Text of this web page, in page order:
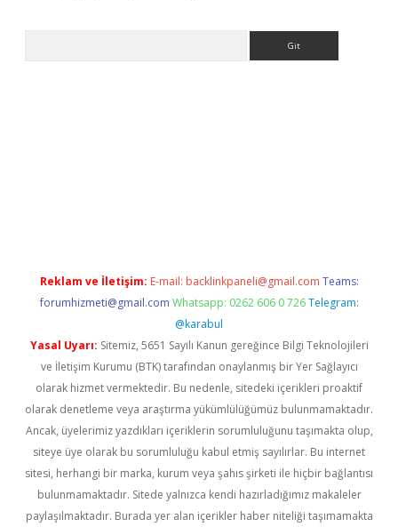
Reklam ve İletişim: E-mail: backlinkpaneli@gmail.com Teams:
forumhizmeti@gmail.com Whatsapp: 0262 606 0 726 Telegram:
@karabul
Yasal Uyarı: Sitemiz, 5651 Sayılı Kanun gereğince Bilgi Teknolojileri
ve İletişim Kurumu (BTK) tarafından onaylanmış bir Yer Sağlayıcı
olarak hizmet vermektedir. Bu nedenle, sitedeki içerikleri proaktif
olarak denetleme veya araştırma yükümlülüğümüz bulunmamaktadır.
Ancak, üyelerimiz yazdıkları içeriklerin sorumluluğunu taşımakta olup,
siteye üye olarak bu sorumluluğu kabul etmiş sayılırlar. Bu internet
sitesi, herhangi bir marka, kurum veya şahıs şirketi ile hiçbir bağlantısı
bulunmamaktadır. Sitede yalnızca kendi hazırladığımız makaleler
paylaşılmaktadır. Burada yer alan içerikler haber niteliği taşımamakta